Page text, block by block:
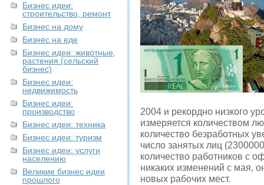
Бизнес идеи:
строительство, ремонт
Бизнес на дому
Бизнес на еде
Бизнес идеи: животные,
растения (сельский
бизнес)
Бизнес идеи:
недвижимость
Бизнес идеи:
производство
Бизнес идеи: техника
Бизнес идеи: туризм
Бизнес идеи: услуги
населению
Великие бизнес идеи
прошлого
2004 и рекордно низкого
измеряется количеством
количество безработных
число занятых лиц
количество работников с
никаких изменений с мая,
новых рабочих мест.